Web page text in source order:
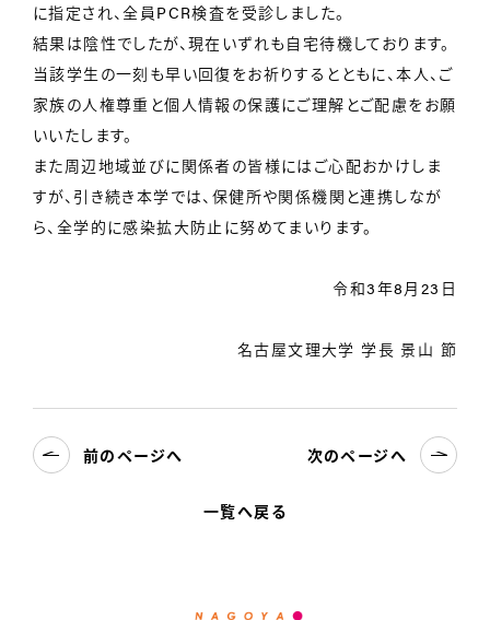
に指定され、全員PCR検査を受診しました。
結果は陰性でしたが、現在いずれも自宅待機しております。
当該学生の一刻も早い回復をお祈りするとともに、本人、ご
家族の人権尊重と個人情報の保護にご理解とご配慮をお願
いいたします。
また周辺地域並びに関係者の皆様にはご心配おかけしま
すが、引き続き本学では、保健所や関係機関と連携しなが
ら、全学的に感染拡大防止に努めてまいります。
令和3年8月23日
名古屋文理大学 学長 景山 節
一覧へ戻る
前のページへ 次のページへ